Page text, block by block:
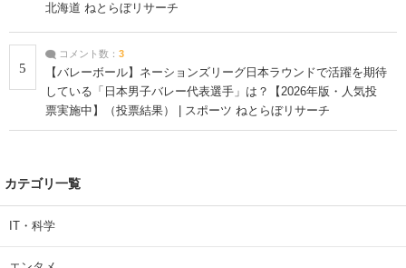
北海道 ねとらぼリサーチ
5
コメント数： 3
【バレーボール】ネーションズリーグ日本ラウンドで活躍を期待
している「日本男子バレー代表選手」は？【2026年版・人気投
票実施中】（投票結果） | スポーツ ねとらぼリサーチ
カテゴリ一覧
IT・科学